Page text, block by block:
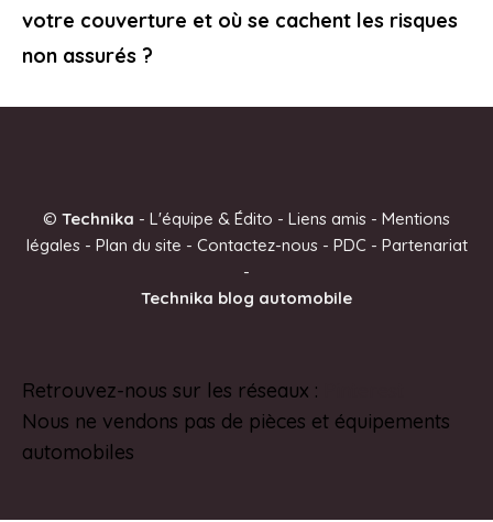
votre couverture et où se cachent les risques
non assurés ?
© Technika - L'équipe & Édito - Liens amis - Mentions
légales- Plan du site - Contactez-nous- PDC - Partenariat
-
Technika blog automobile
Retrouvez-nous sur les réseaux :
Nous ne vendons pas de pièces et équipements
automobiles